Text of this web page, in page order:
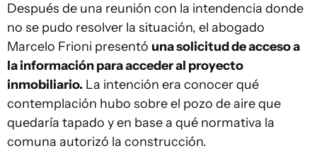
Después de una reunión con la intendencia donde
no se pudo resolver la situación, el abogado
Marcelo Frioni presentó una solicitud de acceso a
la información para acceder al proyecto
inmobiliario. La intención era conocer qué
contemplación hubo sobre el pozo de aire que
quedaría tapado y en base a qué normativa la
comuna autorizó la construcción.